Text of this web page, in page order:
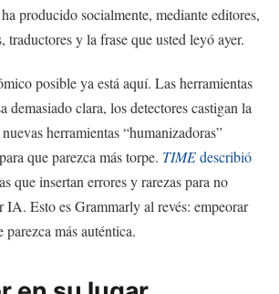
producido socialmente, mediante editores,
traductores y la frase que usted leyó ayer.
posible ya está aquí. Las herramientas
demasiado clara, los detectores castigan la
herramientas “humanizadoras”
que parezca más torpe. TIMEdescribió
que insertan errores y rarezas para no
IA. Esto es Grammarly al revés: empeorar
parezca más auténtica.